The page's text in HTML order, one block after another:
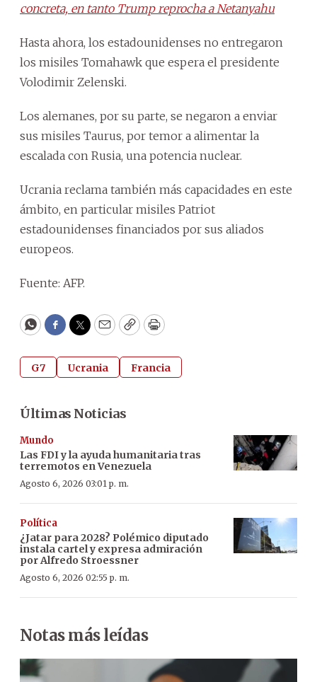
concreta, en tanto Trump reprocha a Netanyahu
Hasta ahora, los estadounidenses no entregaron
los misiles Tomahawk que espera el presidente
Volodimir Zelenski.
Los alemanes, por su parte, se negaron a enviar
sus misiles Taurus, por temor a alimentar la
escalada con Rusia, una potencia nuclear.
Ucrania reclama también más capacidades en este
ámbito, en particular misiles Patriot
estadounidenses financiados por sus aliados
europeos.
Fuente: AFP.
WhatsApp
Facebook
Twitter
EmailCopyPrint
G7 Ucrania Francia
Últimas Noticias
Mundo
Las FDI y la ayuda humanitaria tras
terremotos en Venezuela
Agosto 6, 2026 03:01 p. m.
Política
¿Jatar para 2028? Polémico diputado
instala cartel y expresa admiración
por Alfredo Stroessner
Agosto 6, 2026 02:55 p. m.
Notas más leídas